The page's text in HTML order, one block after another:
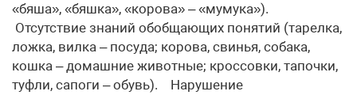
«бяша», «бяшка», «корова» – «мумука»).
Отсутствие знаний обобщающих понятий (тарелка,
ложка, вилка – посуда; корова, свинья, собака,
кошка – домашние животные; кроссовки, тапочки,
туфли, сапоги – обувь). Нарушение